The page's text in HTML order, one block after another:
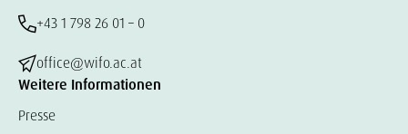
+43 1 798 26 01 – 0
office@wifo.ac.at
Weitere Informationen
Presse